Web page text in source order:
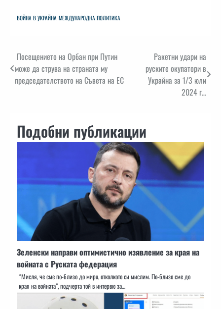
ВОЙНА В УКРАЙНА МЕЖДУНАРОДНА ПОЛИТИКА
Навигация
Посещението на Орбан при Путин
може да струва на страната му
председателството на Съвета на ЕС
Ракетни удари на
руските окупатори в
Украйна за 1/3 юли
2024 г…
Подобни публикации
Зеленски направи оптимистично изявление за края на
войната с Руската федерация
“Мисля, че сме по-близо до мира, отколкото си мислим. По-близо сме до
края на войната”, подчерта той в интервю за…